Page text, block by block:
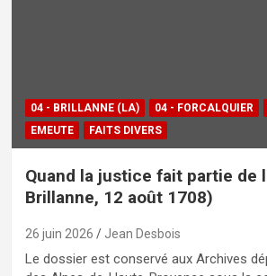
04 - BRILLANNE (LA) 04 - FORCALQUIER
EMEUTE
FAITS DIVERS
Quand la justice fait partie de
Brillanne, 12 août 1708)
26 juin 2026 Jean Desbois
Le dossier est conservé aux Archives